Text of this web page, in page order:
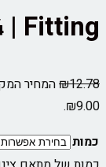
Fitting | ¾”
₪12.78 המחיר המקורי
₪9.00.
כמות